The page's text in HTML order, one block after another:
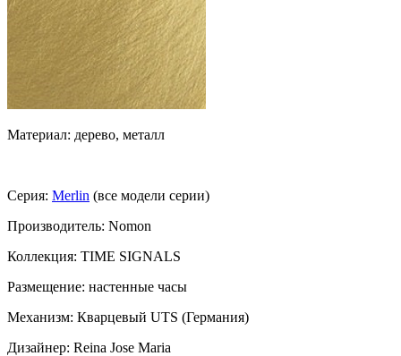
Материал: дерево, металл
Серия: Merlin (все модели серии)
Производитель: Nomon
Коллекция: TIME SIGNALS
Размещение: настенные часы
Механизм: Кварцевый UTS (Германия)
Дизайнер: Reina Jose Maria